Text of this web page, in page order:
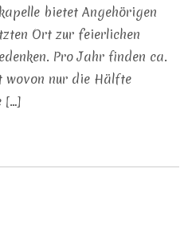
bietet Angehörigen
Ort zur feierlichen
Pro Jahr finden ca.
wovon nur die Hälfte
[…]